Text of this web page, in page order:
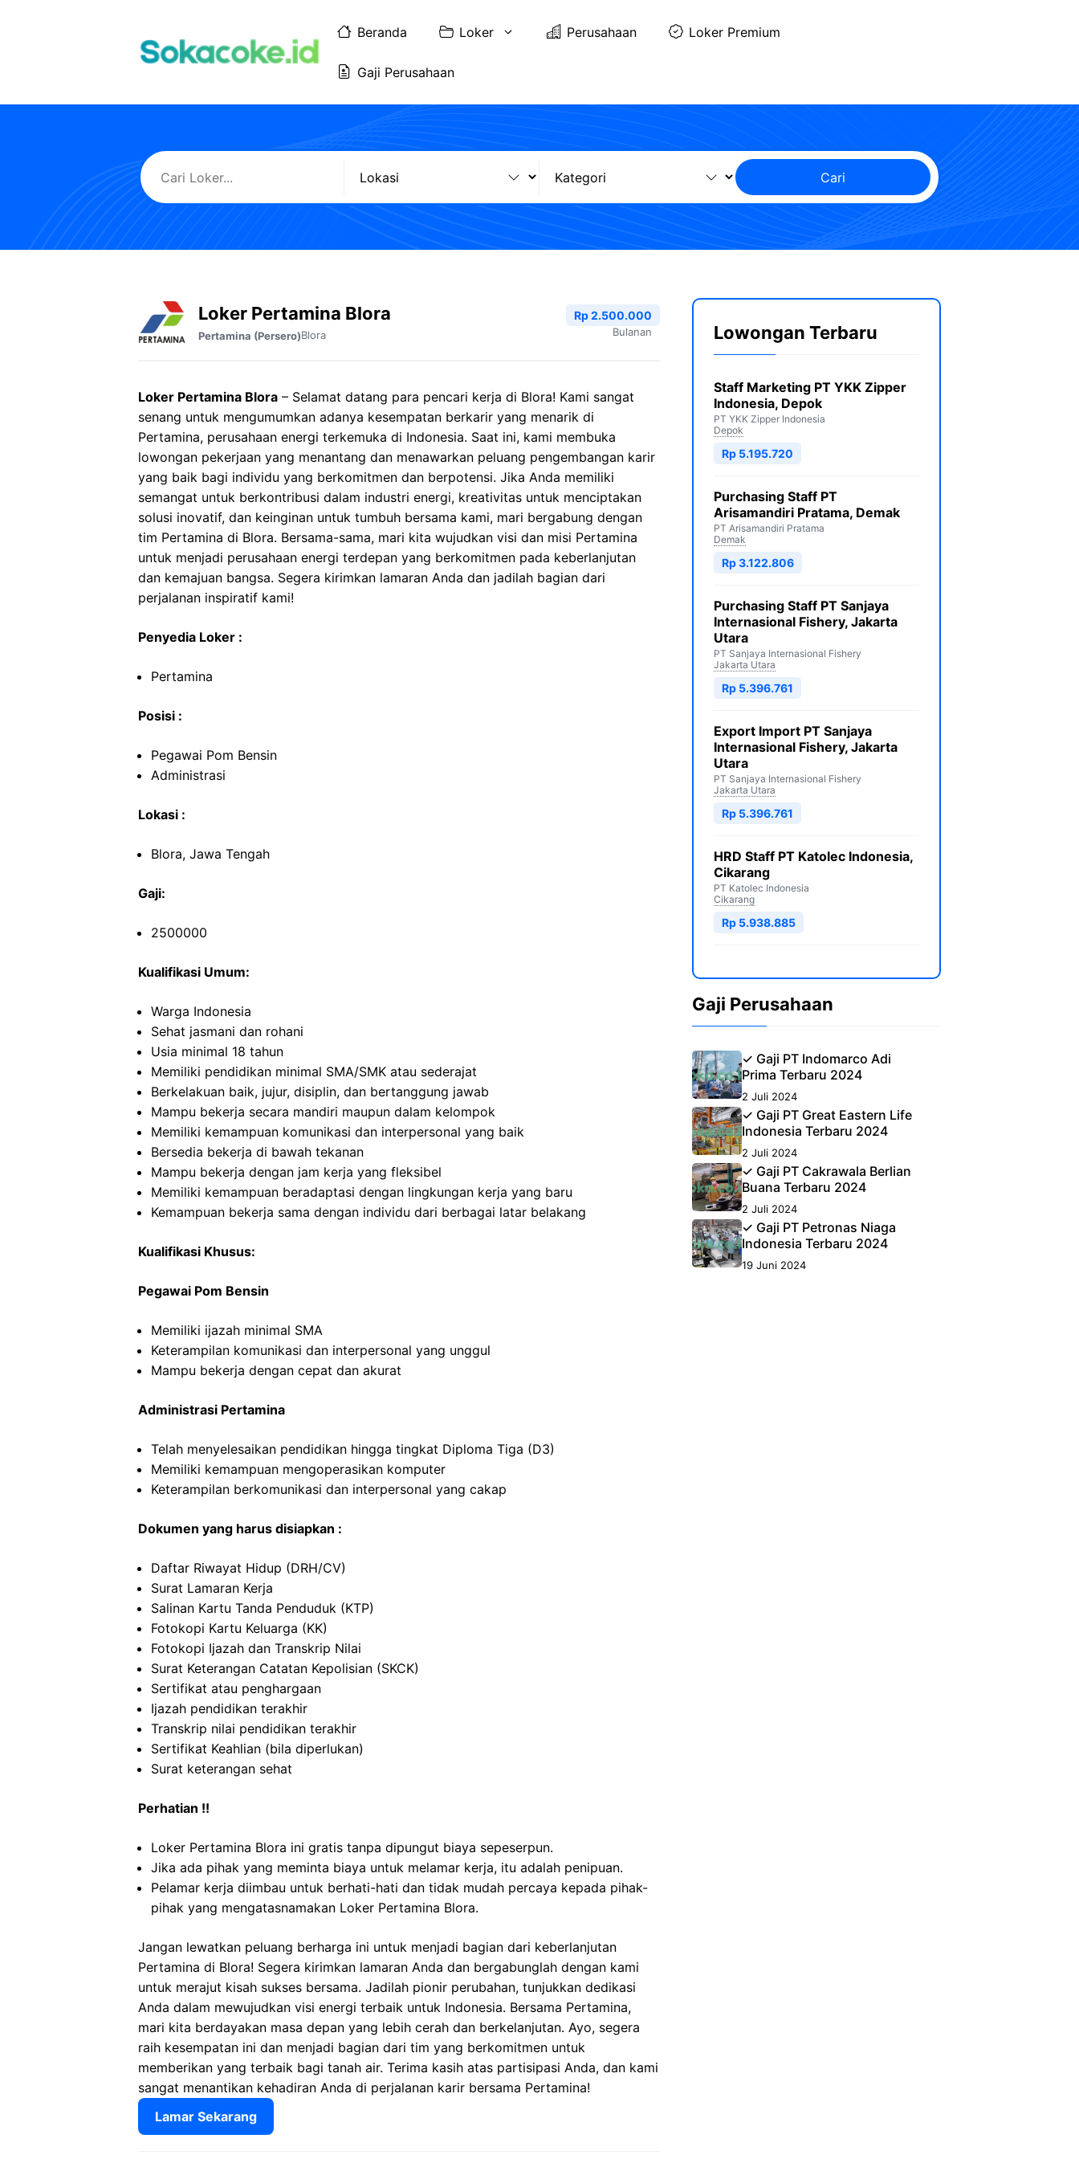
Beranda Loker Perusahaan Loker Premium
Gaji Perusahaan
Cari
Loker Pertamina Blora
Pertamina (Persero)Blora
Rp 2.500.000
Bulanan
Loker Pertamina Blora – Selamat datang para pencari kerja di Blora! Kami sangat
senang untuk mengumumkan adanya kesempatan berkarir yang menarik di
Pertamina, perusahaan energi terkemuka di Indonesia. Saat ini, kami membuka
lowongan pekerjaan yang menantang dan menawarkan peluang pengembangan karir
yang baik bagi individu yang berkomitmen dan berpotensi. Jika Anda memiliki
semangat untuk berkontribusi dalam industri energi, kreativitas untuk menciptakan
solusi inovatif, dan keinginan untuk tumbuh bersama kami, mari bergabung dengan
tim Pertamina di Blora. Bersama-sama, mari kita wujudkan visi dan misi Pertamina
untuk menjadi perusahaan energi terdepan yang berkomitmen pada keberlanjutan
dan kemajuan bangsa. Segera kirimkan lamaran Anda dan jadilah bagian dari
perjalanan inspiratif kami!
Penyedia Loker :
Pertamina
Posisi :
Pegawai Pom Bensin
Administrasi
Lokasi :
Blora, Jawa Tengah
Gaji:
2500000
Kualifikasi Umum:
Warga Indonesia
Sehat jasmani dan rohani
Usia minimal 18 tahun
Memiliki pendidikan minimal SMA/SMK atau sederajat
Berkelakuan baik, jujur, disiplin, dan bertanggung jawab
Mampu bekerja secara mandiri maupun dalam kelompok
Memiliki kemampuan komunikasi dan interpersonal yang baik
Bersedia bekerja di bawah tekanan
Mampu bekerja dengan jam kerja yang fleksibel
Memiliki kemampuan beradaptasi dengan lingkungan kerja yang baru
Kemampuan bekerja sama dengan individu dari berbagai latar belakang
Kualifikasi Khusus:
Pegawai Pom Bensin
Memiliki ijazah minimal SMA
Keterampilan komunikasi dan interpersonal yang unggul
Mampu bekerja dengan cepat dan akurat
Administrasi Pertamina
Telah menyelesaikan pendidikan hingga tingkat Diploma Tiga (D3)
Memiliki kemampuan mengoperasikan komputer
Keterampilan berkomunikasi dan interpersonal yang cakap
Dokumen yang harus disiapkan :
Daftar Riwayat Hidup (DRH/CV)
Surat Lamaran Kerja
Salinan Kartu Tanda Penduduk (KTP)
Fotokopi Kartu Keluarga (KK)
Fotokopi Ijazah dan Transkrip Nilai
Surat Keterangan Catatan Kepolisian (SKCK)
Sertifikat atau penghargaan
Ijazah pendidikan terakhir
Transkrip nilai pendidikan terakhir
Sertifikat Keahlian (bila diperlukan)
Surat keterangan sehat
Perhatian !!
Loker Pertamina Blora ini gratis tanpa dipungut biaya sepeserpun.
Jika ada pihak yang meminta biaya untuk melamar kerja, itu adalah penipuan.
Pelamar kerja diimbau untuk berhati-hati dan tidak mudah percaya kepada pihak-
pihak yang mengatasnamakan Loker Pertamina Blora.
Jangan lewatkan peluang berharga ini untuk menjadi bagian dari keberlanjutan
Pertamina di Blora! Segera kirimkan lamaran Anda dan bergabunglah dengan kami
untuk merajut kisah sukses bersama. Jadilah pionir perubahan, tunjukkan dedikasi
Anda dalam mewujudkan visi energi terbaik untuk Indonesia. Bersama Pertamina,
mari kita berdayakan masa depan yang lebih cerah dan berkelanjutan. Ayo, segera
raih kesempatan ini dan menjadi bagian dari tim yang berkomitmen untuk
memberikan yang terbaik bagi tanah air. Terima kasih atas partisipasi Anda, dan kami
sangat menantikan kehadiran Anda di perjalanan karir bersama Pertamina!
Lamar Sekarang
Lowongan Terbaru
Staff Marketing PT YKK Zipper
Indonesia, Depok
PT YKK Zipper Indonesia
Depok
Rp 5.195.720
Purchasing Staff PT
Arisamandiri Pratama, Demak
PT Arisamandiri Pratama
Demak
Rp 3.122.806
Purchasing Staff PT Sanjaya
Internasional Fishery, Jakarta
Utara
PT Sanjaya Internasional Fishery
Jakarta Utara
Rp 5.396.761
Export Import PT Sanjaya
Internasional Fishery, Jakarta
Utara
PT Sanjaya Internasional Fishery
Jakarta Utara
Rp 5.396.761
HRD Staff PT Katolec Indonesia,
Cikarang
PT Katolec Indonesia
Cikarang
Rp 5.938.885
Gaji Perusahaan
✓ Gaji PT Indomarco Adi
Prima Terbaru 2024
2 Juli 2024
✓ Gaji PT Great Eastern Life
Indonesia Terbaru 2024
2 Juli 2024
✓ Gaji PT Cakrawala Berlian
Buana Terbaru 2024
2 Juli 2024
✓ Gaji PT Petronas Niaga
Indonesia Terbaru 2024
19 Juni 2024